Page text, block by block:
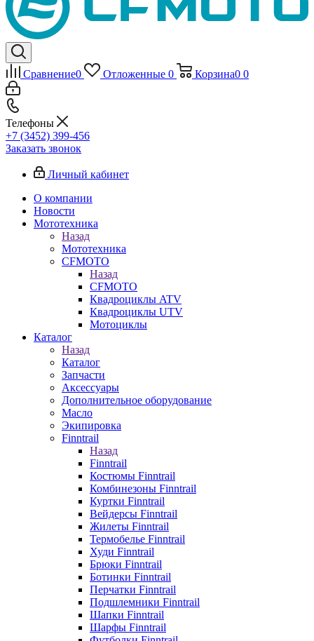
Сравнение0 Отложенные 0 Корзина0 0
Телефоны
+7 (3452) 399-456
Заказать звонок
Личный кабинет
О компании
Новости
Мототехника
Назад
Мототехника
CFMOTO
Назад
CFMOTO
Квадроциклы ATV
Квадроциклы UTV
Мотоциклы
Каталог
Назад
Каталог
Запчасти
Аксессуары
Дополнительное оборудование
Масло
Экипировка
Finntrail
Назад
Finntrail
Костюмы Finntrail
Комбинезоны Finntrail
Куртки Finntrail
Вейдерсы Finntrail
Жилеты Finntrail
Термобелье Finntrail
Худи Finntrail
Брюки Finntrail
Ботинки Finntrail
Перчатки Finntrail
Подшлемники Finntrail
Шапки Finntrail
Шарфы Finntrail